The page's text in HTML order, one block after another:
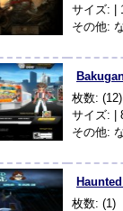
サイズ: |
その他:
枚数: (12)
サイズ: |
その他:
枚数: (1)